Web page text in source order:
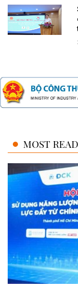
MOST READ